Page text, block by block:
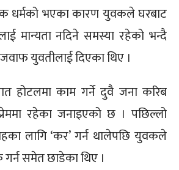
धर्मको भएका कारण युवकले घरबाट
मान्यता नदिने समस्या रहेको भन्दै
युवतीलाई दिएका थिए ।
होटलमा काम गर्ने दुवै जना करिब
रहेका जनाइएको छ । पछिल्लो
लागि ‘कर’ गर्न थालेपछि युवकले
समेत छाडेका थिए ।